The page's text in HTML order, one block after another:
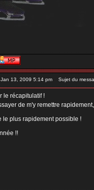
13, 2009 5:14 pm Sujet du
le récapitulatif !
de m'y remettre
le plus rapidement possible !
!!